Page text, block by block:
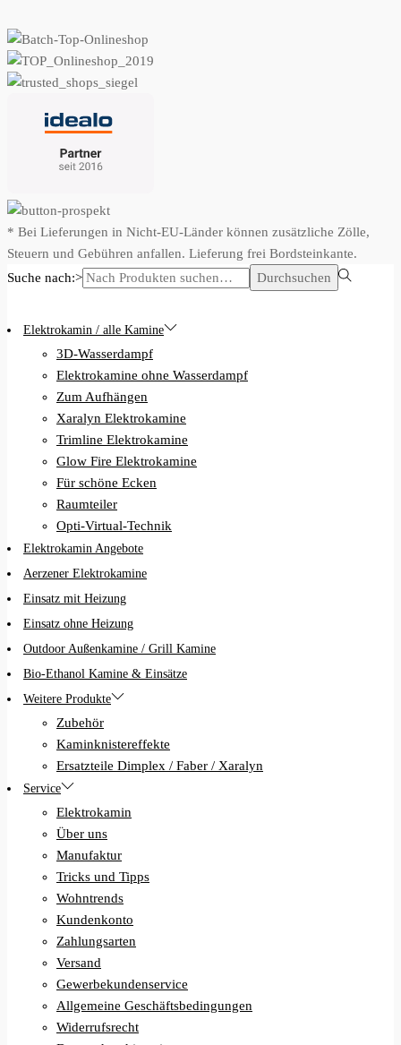
* Bei Lieferungen in Nicht-EU-Länder können zusätzliche Zölle,
Steuern und Gebühren anfallen. Lieferung frei Bordsteinkante.
Suche nach:>
Durchsuchen
Elektrokamin / alle Kamine
3D-Wasserdampf
Elektrokamine ohne Wasserdampf
Zum Aufhängen
Xaralyn Elektrokamine
Trimline Elektrokamine
Glow Fire Elektrokamine
Für schöne Ecken
Raumteiler
Opti-Virtual-Technik
Elektrokamin Angebote
Aerzener Elektrokamine
Einsatz mit Heizung
Einsatz ohne Heizung
Outdoor Außenkamine / Grill Kamine
Bio-Ethanol Kamine & Einsätze
Weitere Produkte
Zubehör
Kaminknistereffekte
Ersatzteile Dimplex / Faber / Xaralyn
Service
Elektrokamin
Über uns
Manufaktur
Tricks und Tipps
Wohntrends
Kundenkonto
Zahlungsarten
Versand
Gewerbekundenservice
Allgemeine Geschäftsbedingungen
Widerrufsrecht